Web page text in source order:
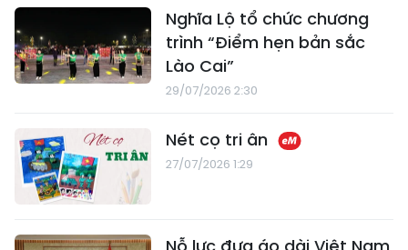
Nghĩa Lộ tổ chức chương
trình “Điểm hẹn bản sắc
Lào Cai”
29/07/2026 2:30
Nét cọ tri ân
27/07/2026 1:29